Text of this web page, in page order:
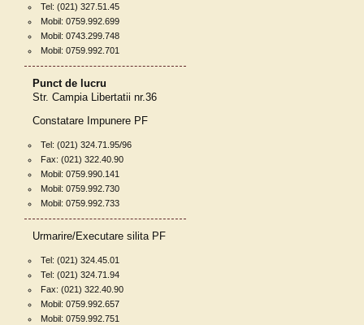
Tel: (021) 327.51.45
Mobil: 0759.992.699
Mobil: 0743.299.748
Mobil: 0759.992.701
Punct de lucru
Str. Campia Libertatii nr.36
Constatare Impunere PF
Tel: (021) 324.71.95/96
Fax: (021) 322.40.90
Mobil: 0759.990.141
Mobil: 0759.992.730
Mobil: 0759.992.733
Urmarire/Executare silita PF
Tel: (021) 324.45.01
Tel: (021) 324.71.94
Fax: (021) 322.40.90
Mobil: 0759.992.657
Mobil: 0759.992.751